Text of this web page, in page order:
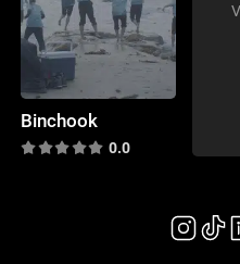
Binchook
0.0